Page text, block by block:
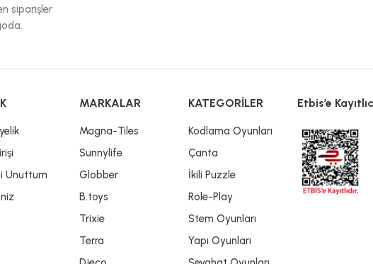
siparişler
Unuttum
MARKALAR
Magna-Tiles
Sunnylife
Globber
B.toys
Trixie
Terra
KATEGORİLER
Kodlama Oyunları
Çanta
İkili Puzzle
Role-Play
Stem Oyunları
Yapı Oyunları
Etbis’e